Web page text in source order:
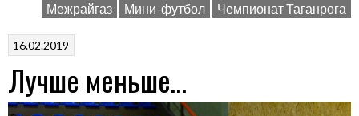
серебряный
чемпионата
по
мини-
Межрайгаз Мини-футбол Чемпионат Таганрога
16.02.2019
Лучше меньше…